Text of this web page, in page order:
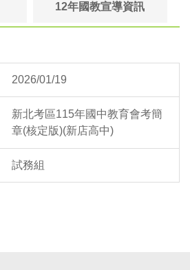
12年國教宣導資訊
2026/01/19
新北考區115年國中教育會考簡
章(核定版)(新店高中)
試務組